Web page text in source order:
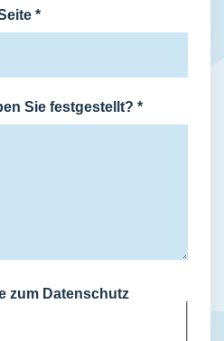
*
Sie festgestellt? *
zum Datenschutz